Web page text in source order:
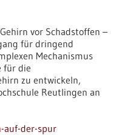
vor Schadstoffen –
für dringend
Mechanismus
für die
zu entwickeln,
Reutlingen an
der-spur